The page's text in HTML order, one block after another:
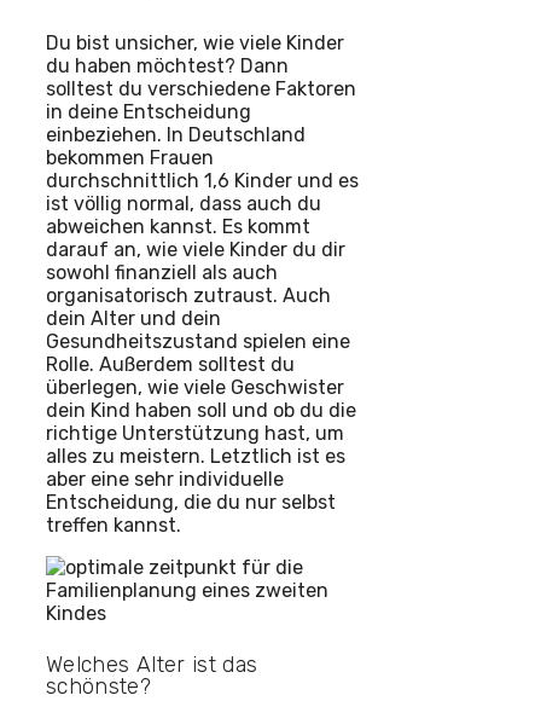
Du bist unsicher, wie viele Kinder
du haben möchtest? Dann
solltest du verschiedene Faktoren
in deine Entscheidung
einbeziehen. In Deutschland
bekommen Frauen
durchschnittlich 1,6 Kinder und es
ist völlig normal, dass auch du
abweichen kannst. Es kommt
darauf an, wie viele Kinder du dir
sowohl finanziell als auch
organisatorisch zutraust. Auch
dein Alter und dein
Gesundheitszustand spielen eine
Rolle. Außerdem solltest du
überlegen, wie viele Geschwister
dein Kind haben soll und ob du die
richtige Unterstützung hast, um
alles zu meistern. Letztlich ist es
aber eine sehr individuelle
Entscheidung, die du nur selbst
treffen kannst.
Welches Alter ist das
schönste?